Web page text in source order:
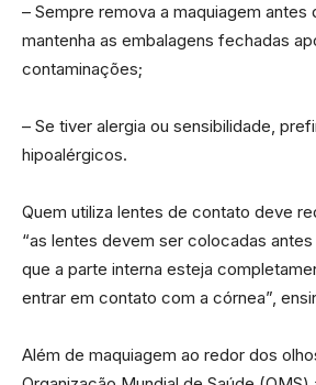
– Sempre remova a maquiagem antes
mantenha as embalagens fechadas
contaminações;
– Se tiver alergia ou sensibilidade,
hipoalérgicos.
Quem utiliza lentes de contato deve
“as lentes devem ser colocadas
que a parte interna esteja
entrar em contato com a córnea”,
Além de maquiagem ao redor dos